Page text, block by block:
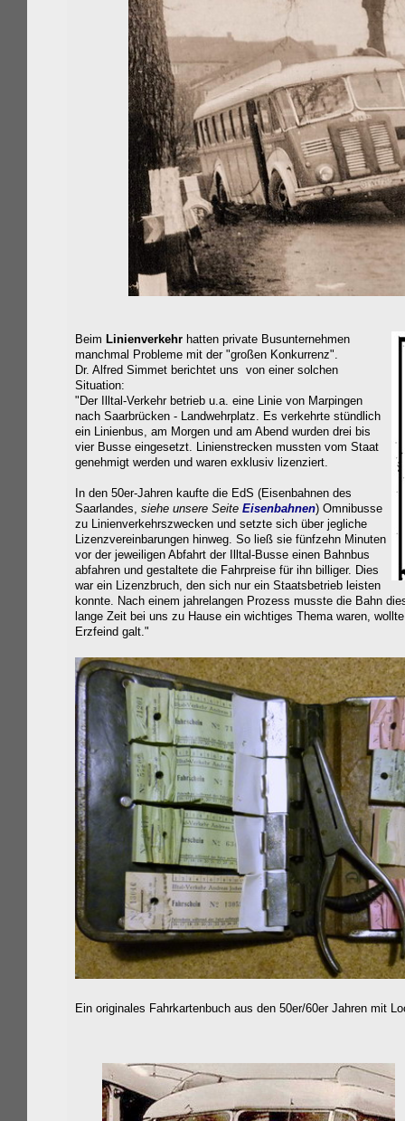
Beim Linienverkehr hatten private Busunternehmen
manchmal Probleme mit der "großen Konkurrenz".
Dr. Alfred Simmet berichtet uns von einer solchen
Situation:
"Der Illtal-Verkehr betrieb u.a. eine Linie von Marpingen
nach Saarbrücken - Landwehrplatz. Es verkehrte stündlich
ein Linienbus, am Morgen und am Abend wurden drei bis
vier Busse eingesetzt. Linienstrecken mussten vom Staat
genehmigt werden und waren exklusiv lizenziert.
In den 50er-Jahren kaufte die EdS (Eisenbahnen des
Saarlandes, siehe unsere Seite Eisenbahnen) Omnibusse
zu Linienverkehrszwecken und setzte sich über jegliche
Lizenzvereinbarungen hinweg. So ließ sie fünfzehn Minuten
vor der jeweiligen Abfahrt der Illtal-Busse einen Bahnbus
abfahren und gestaltete die Fahrpreise für ihn billiger. Dies
war ein Lizenzbruch, den sich nur ein Staatsbetrieb leisten
konnte. Nach einem jahrelangen Prozess musste die Bahn
lange Zeit bei uns zu Hause ein wichtiges Thema waren,
Erzfeind galt."
Ein originales Fahrkartenbuch aus den 50er/60er Jahren mit